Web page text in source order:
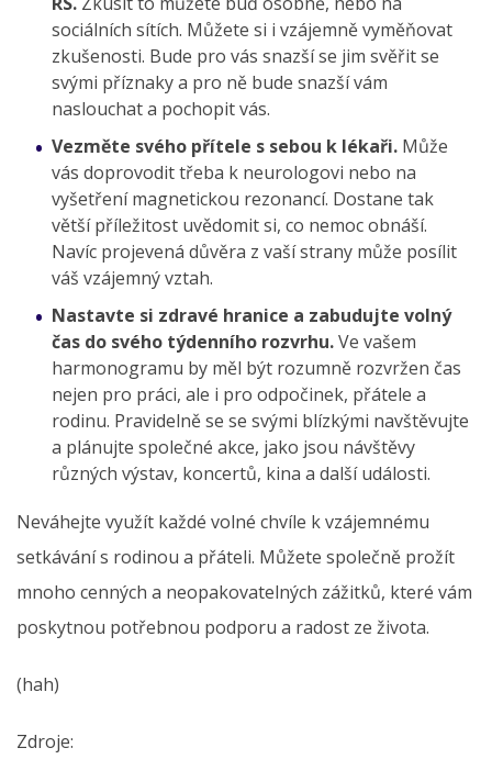
sociálních sítích. Můžete si i vzájemně vyměňovat
zkušenosti. Bude pro vás snazší se jim svěřit se
svými příznaky a pro ně bude snazší vám
naslouchat a pochopit vás.
Vezměte svého přítele s sebou k lékaři. Může
vás doprovodit třeba k neurologovi nebo na
vyšetření magnetickou rezonancí. Dostane tak
větší příležitost uvědomit si, co nemoc obnáší.
Navíc projevená důvěra z vaší strany může posílit
váš vzájemný vztah.
Nastavte si zdravé hranice a zabudujte volný
čas do svého týdenního rozvrhu.Ve vašem
harmonogramu by měl být rozumně rozvržen čas
nejen pro práci, ale i pro odpočinek, přátele a
rodinu. Pravidelně se se svými blízkými navštěvujte
a plánujte společné akce, jako jsou návštěvy
různých výstav, koncertů, kina a další události.
Neváhejte využít každé volné chvíle k vzájemnému
setkávání s rodinou a přáteli. Můžete společně prožít
mnoho cenných a neopakovatelných zážitků, které vám
poskytnou potřebnou podporu a radost ze života.
(hah)
Zdroje: